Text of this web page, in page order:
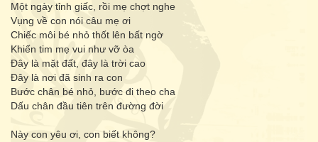
Một ngày tỉnh giấc, rồi mẹ chợt nghe
Vụng về con nói câu mẹ ơi
Chiếc môi bé nhỏ thốt lên bất ngờ
Khiến tim mẹ vui như vỡ òa
Đây là mặt đất, đây là trời cao
Đây là nơi đã sinh ra con
Bước chân bé nhỏ, bước đi theo cha
Dấu chân đầu tiên trên đường đời
Này con yêu ơi, con biết không?